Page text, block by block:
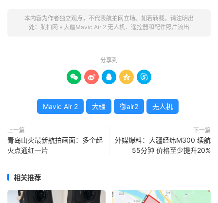
本内容为作者独立观点，不代表航拍网立场。如若转载，请注明出
处： 航拍网 » 大疆Mavic Air 2 无人机、遥控器和配件照片流出
分享到
    
Mavic Air 2 大疆 御air2 无人机
上一篇
青岛山火最新航拍画面：多个起
火点通红一片
下一篇
外媒爆料：大疆经纬M300 续航
55分钟 价格至少提升20%
相关推荐